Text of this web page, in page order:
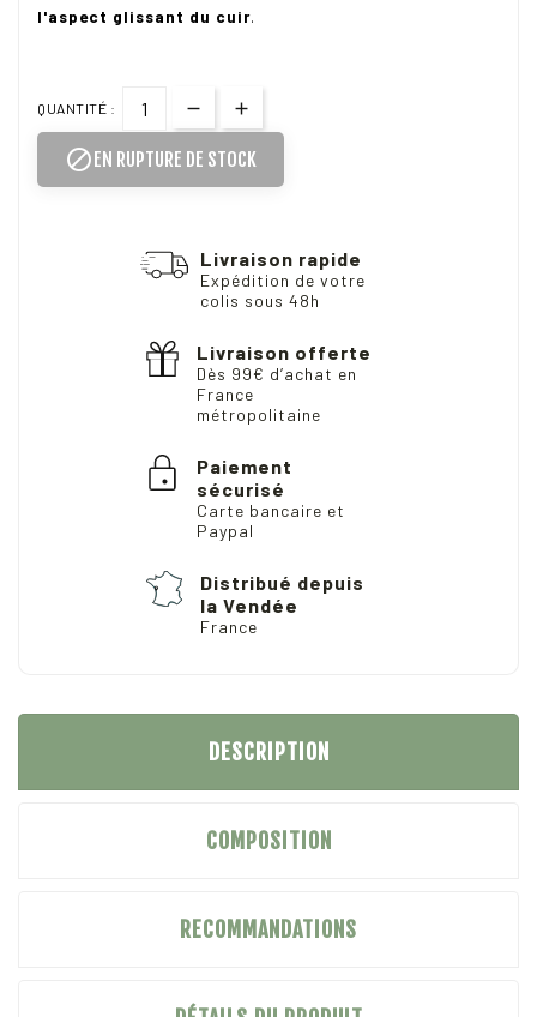
l'aspect glissant du cuir.
QUANTITÉ :
 EN RUPTURE DE STOCK
Livraison rapide
Expédition de votre
colis sous 48h
Livraison offerte
Dès 99€ d’achat en
France
métropolitaine
Paiement
sécurisé
Carte bancaire et
Paypal
Distribué depuis
la Vendée
France
DESCRIPTION
COMPOSITION
RECOMMANDATIONS